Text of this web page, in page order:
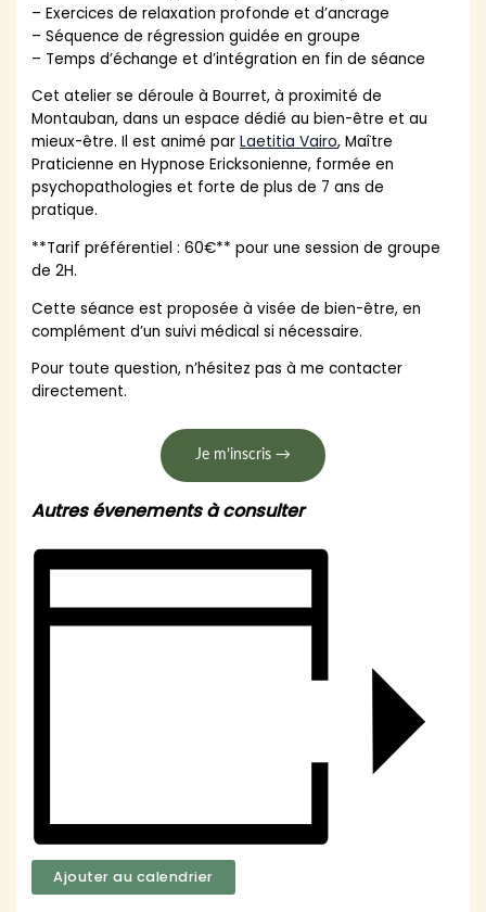
– Exercices de relaxation profonde et d’ancrage
– Séquence de régression guidée en groupe
– Temps d’échange et d’intégration en fin de séance
Cet atelier se déroule à Bourret, à proximité de
Montauban, dans un espace dédié au bien-être et au
mieux-être. Il est animé parLaetitia Vairo, Maître
Praticienne en Hypnose Ericksonienne, formée en
psychopathologies et forte de plus de 7 ans de
pratique.
**Tarif préférentiel : 60€** pour une session de groupe
de 2H.
Cette séance est proposée à visée de bien-être, en
complément d’un suivi médical si nécessaire.
Pour toute question, n’hésitez pas à me contacter
directement.
Je m’inscris →
Autres évenements à consulter
Ajouter au calendrier